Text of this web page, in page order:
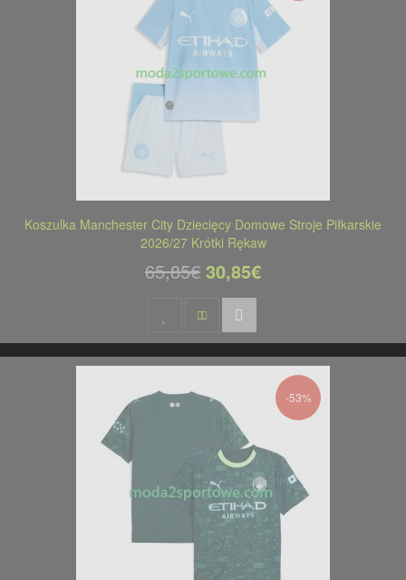
Koszulka Manchester City Dziecięcy Domowe Stroje Piłkarskie
2026/27 Krótki Rękaw
65,85€ 30,85€
-53%